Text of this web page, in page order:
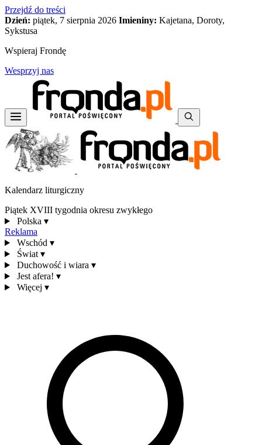
Przejdź do treści
Dzień: piątek, 7 sierpnia 2026 Imieniny: Kajetana, Doroty,
Sykstusa
Wspieraj Frondę
Wesprzyj nas
Kalendarz liturgiczny
Piątek XVIII tygodnia okresu zwykłego
Polska ▾
Reklama
Wschód ▾
Świat ▾
Duchowość i wiara ▾
Jest afera! ▾
Więcej ▾